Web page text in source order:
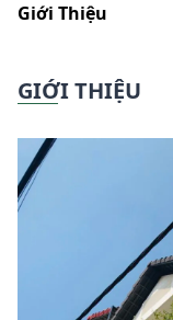
Giới Thiệu
GIỚI THIỆU